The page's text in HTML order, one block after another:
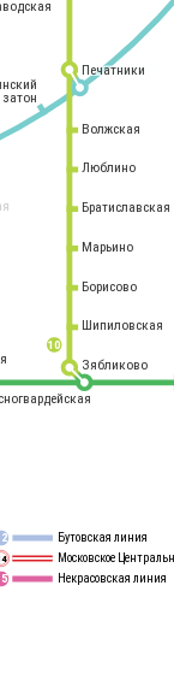
Бутовская линия
Московское
Некрасовская линия
10
Печатники
Волжская
Люблино
Братиславская
Марьино
Борисово
Шипиловская
Зябликово
затон